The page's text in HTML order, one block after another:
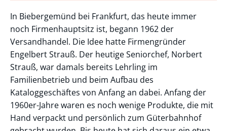
In Biebergemünd bei Frankfurt, das heute immer
noch Firmenhauptsitz ist, begann 1962 der
Versandhandel. Die Idee hatte Firmengründer
Engelbert Strauß. Der heutige Seniorchef, Norbert
Strauß, war damals bereits Lehrling im
Familienbetrieb und beim Aufbau des
Kataloggeschäftes von Anfang an dabei. Anfang der
1960er-Jahre waren es noch wenige Produkte, die mit
Hand verpackt und persönlich zum Güterbahnhof